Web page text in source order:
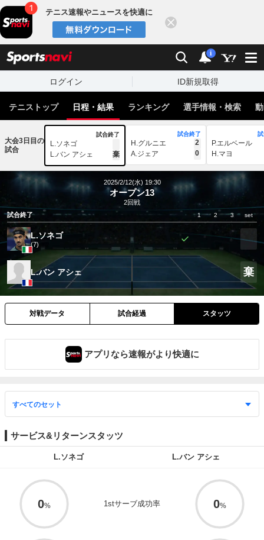
テニス速報やニュースを快適に
検索 通知
i
ログイン ID新規取得
テニストップ 日程・結果 ランキング 選手情報・検索
大会3日目の
試合
試合終了
L.ソネゴ
L.バン アシェ
棄
試合終了
H.グルニエ
2
A.ジェア
0
P.エルベール
H.マヨ
2025/2/12(水) 19:30
オープン13
2回戦
試合終了
1 2 3 set
L.ソネゴ
(7)
L.バン アシェ 棄
対戦データ 試合経過 スタッツ
アプリなら速報がより快適に
サービス&リターンスタッツ
L.ソネゴ L.バン アシェ
0 1stサーブ成功率 0